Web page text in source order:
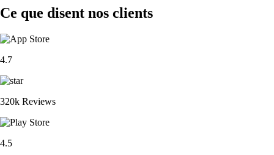
Ce que disent nos clients
4.7
320k Reviews
4.5